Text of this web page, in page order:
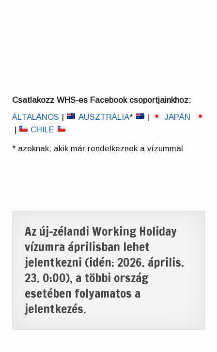
Csatlakozz WHS-es Facebook csoportjainkhoz:
ÁLTALÁNOS | AUSZTRÁLIA* |
JAPÁN
|
CHILE
* azoknak, akik már rendelkeznek a vízummal
Az új-zélandi Working Holiday
vízumra áprilisban lehet
jelentkezni (idén: 2026. április.
23. 0:00), a többi ország
esetében folyamatos a
jelentkezés.